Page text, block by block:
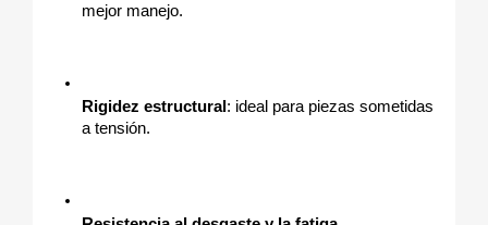
mejor manejo.
Rigidez estructural : ideal para piezas sometidas
a tensión.